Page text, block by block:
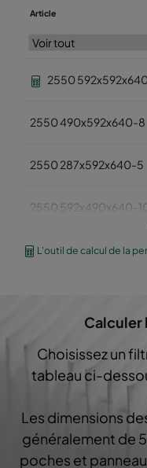
Article
2550
2550 490x592x640-8
2550 287x592x640-5
2550 592x490x640-
2550 490x490x640-8
2550
2550 490x592x520-8
2550 287x592x520-5
L'outil de calcul de la
Calculer
Choisissez un
tableau ci-
Les dimensions
généralement de
poches et